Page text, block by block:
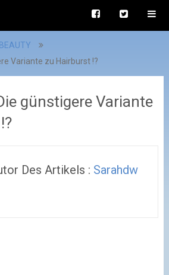
BEAUTY
Variante zu Hairburst !?
günstigere Variante
Des Artikels : Sarahdw